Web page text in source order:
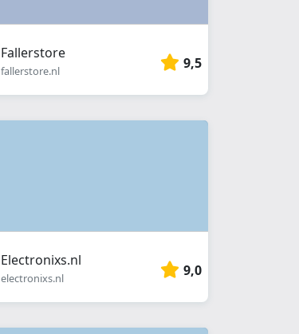
Fallerstore
fallerstore.nl 9,5
Electronixs.nl
electronixs.nl 9,0